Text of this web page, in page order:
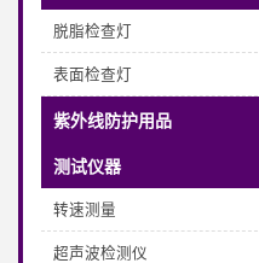
脱脂检查灯
表面检查灯
紫外线防护用品
测试仪器
转速测量
超声波检测仪